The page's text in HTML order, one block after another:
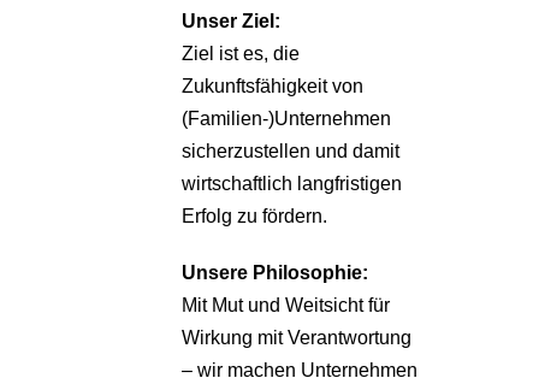
Unser Ziel:
Ziel ist es, die
Zukunftsfähigkeit von
(Familien-)Unternehmen
sicherzustellen und damit
wirtschaftlich langfristigen
Erfolg zu fördern.
Unsere Philosophie:
Mit Mut und Weitsicht für
Wirkung mit Verantwortung
– wir machen Unternehmen